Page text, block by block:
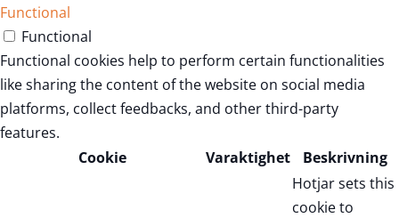
Functional
Functional
Functional cookies help to perform certain functionalities
like sharing the content of the website on social media
platforms, collect feedbacks, and other third-party
features.
Cookie
Varaktighet Beskrivning
Hotjar sets this
cookie to